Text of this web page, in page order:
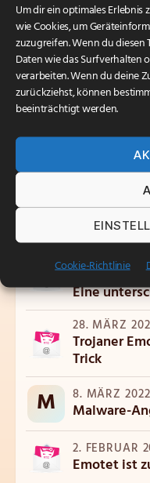
Um dir ein optimales
wie Cookies, um
zuzugreifen. Wenn du
Daten wie das Surfverhalten
verarbeiten. Wenn du deine
zurückziehst, können
beeinträchtigt werden.
Cookie-Richtlinie
verschlüsselten
„information.hta“
Bitcoin auffordert.
Erfreulicherweise
Sophos Endpoint
Verwandte Artikel
22. JUNI 2023
Schadcode
Eine
28. MÄRZ
Trojaner
Trick
M
8. MÄRZ 2022
Malware-
2. FEBRUAR
Emotet ist